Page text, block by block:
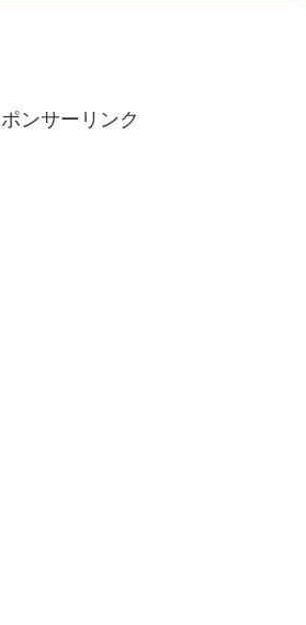
ンサーリンク